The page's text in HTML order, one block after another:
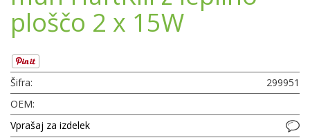
ploščo 2 x 15W
Šifra:
299951
OEM:
Vprašaj za izdelek